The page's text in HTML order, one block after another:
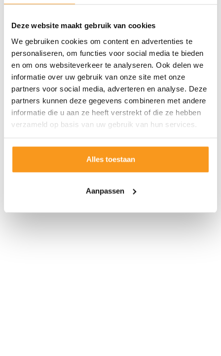
Deze website maakt gebruik van cookies
We gebruiken cookies om content en advertenties te
personaliseren, om functies voor social media te bieden
en om ons websiteverkeer te analyseren. Ook delen we
informatie over uw gebruik van onze site met onze
partners voor social media, adverteren en analyse. Deze
partners kunnen deze gegevens combineren met andere
informatie die u aan ze heeft verstrekt of die ze hebben
verzameld op basis van uw gebruik van hun services.
Alles toestaan
Aanpassen